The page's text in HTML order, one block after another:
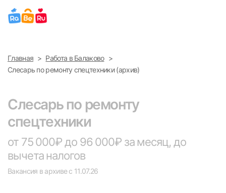
Найти работу Найти сотрудника
Выберите город
Санкт-Петербург
Екатеринбург
Главная
Работа в Балаково
Слесарь по ремонту спецтехники (архив)
Слесарь по ремонту
спецтехники
от 75 000₽ до 96 000₽ за месяц, до
вычета налогов
Вакансия в архиве с 11.07.26